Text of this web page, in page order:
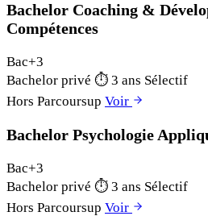
Bachelor Coaching &
Compétences
Bac+3
Bachelor privé ⏱ 3 ans Sélectif
Hors Parcoursup Voir
Bachelor Psychologie
Bac+3
Bachelor privé ⏱ 3 ans Sélectif
Hors Parcoursup Voir